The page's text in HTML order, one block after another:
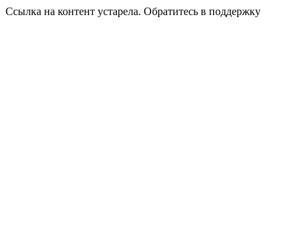
Ссылка на контент устарела. Обратитесь в поддержку